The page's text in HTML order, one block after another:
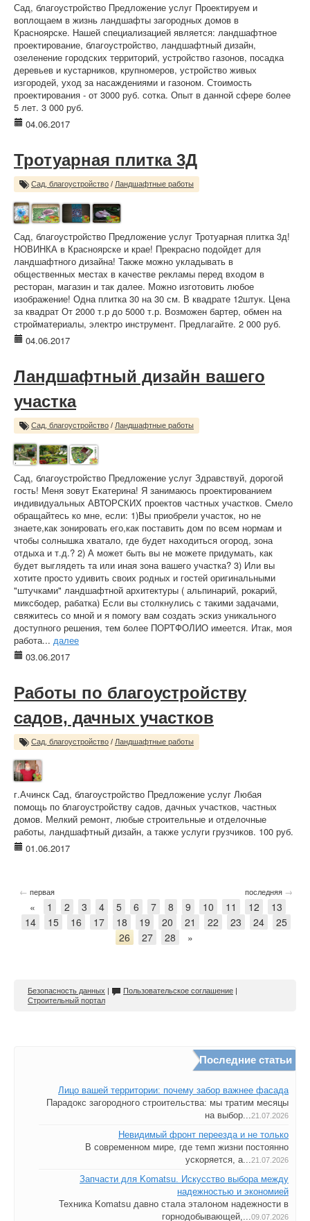
Сад, благоустройство Предложение услуг Проектируем и
воплощаем в жизнь ландшафты загородных домов в
Красноярске. Нашей специализацией является: ландшафтное
проектирование, благоустройство, ландшафтный дизайн,
озеленение городских территорий, устройство газонов, посадка
деревьев и кустарников, крупномеров, устройство живых
изгородей, уход за насаждениями и газоном. Стоимость
проектирования - от 3000 руб. сотка. Опыт в данной сфере более
5 лет. 3 000 руб.
04.06.2017
Тротуарная плитка 3Д
Сад, благоустройство / Ландшафтные работы
Сад, благоустройство Предложение услуг Тротуарная плитка 3д!
НОВИНКА в Красноярске и крае! Прекрасно подойдет для
ландшафтного дизайна! Также можно укладывать в
общественных местах в качестве рекламы перед входом в
ресторан, магазин и так далее. Можно изготовить любое
изображение! Одна плитка 30 на 30 см. В квадрате 12штук. Цена
за квадрат От 2000 т.р до 5000 т.р. Возможен бартер, обмен на
стройматериалы, электро инструмент. Предлагайте. 2 000 руб.
04.06.2017
Ландшафтный дизайн вашего
участка
Сад, благоустройство / Ландшафтные работы
Сад, благоустройство Предложение услуг Здравствуй, дорогой
гость! Меня зовут Екатерина! Я занимаюсь проектированием
индивидуальных АВТОРСКИХ проектов частных участков. Смело
обращайтесь ко мне, если: 1)Вы приобрели участок, но не
знаете,как зонировать его,как поставить дом по всем нормам и
чтобы солнышка хватало, где будет находиться огород, зона
отдыха и т.д.? 2) А может быть вы не можете придумать, как
будет выглядеть та или иная зона вашего участка? 3) Или вы
хотите просто удивить своих родных и гостей оригинальными
"штучками" ландшафтной архитектуры ( альпинарий, рокарий,
миксбодер, рабатка) Если вы столкнулись с такими задачами,
свяжитесь со мной и я помогу вам создать эскиз уникального
доступного решения, тем более ПОРТФОЛИО имеется. Итак, моя
работа... далее
03.06.2017
Работы по благоустройству
садов, дачных участков
Сад, благоустройство / Ландшафтные работы
г.Ачинск Сад, благоустройство Предложение услуг Любая
помощь по благоустройству садов, дачных участков, частных
домов. Мелкий ремонт, любые строительные и отделочные
работы, ландшафтный дизайн, а также услуги грузчиков. 100 руб.
01.06.2017
← первая последняя →
« 1 2 3 4 5 6 7 8 9 10 11 12
13
14
15 16 17 18 19 20 21 22 23 24
25
26
27 28 »
Безопасность данных | Пользовательское соглашение |
Строительный портал
Последние статьи
Лицо вашей территории: почему забор важнее фасада
Парадокс загородного строительства: мы тратим месяцы
на выбор...21.07.2026
Невидимый фронт переезда и не только
В современном мире, где темп жизни постоянно
ускоряется, а...21.07.2026
Запчасти для Komatsu. Искусство выбора между
надежностью и экономией
Техника Komatsu давно стала эталоном надежности в
горнодобывающей,...09.07.2026